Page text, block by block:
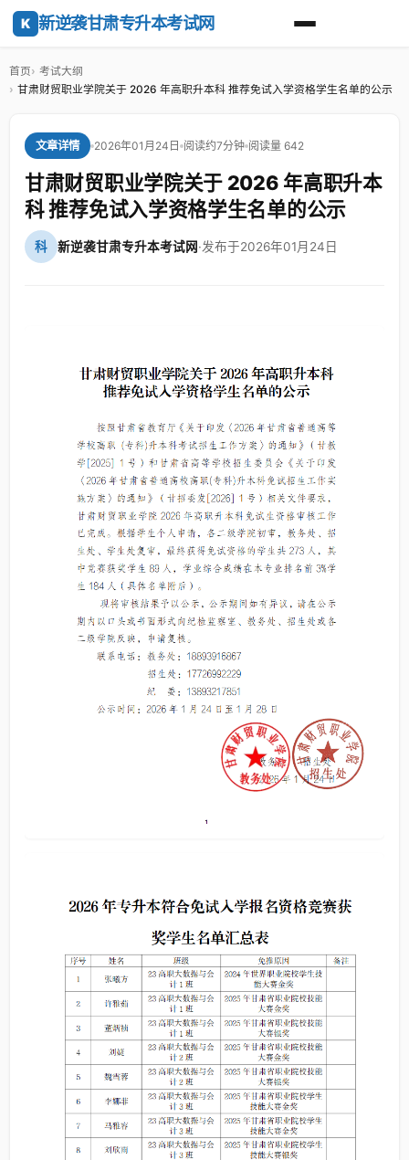
K 新逆袭甘肃专升本考试网
首页
考试大纲
甘肃财贸职业学院关于 2026 年高职升本科 推荐免试入学资格学生名单的公示
文章详情 2026年01月24日 阅读约7分钟 阅读量 642
甘肃财贸职业学院关于 2026 年高职升本
科 推荐免试入学资格学生名单的公示
科 新逆袭甘肃专升本考试网·发布于2026年01月24日